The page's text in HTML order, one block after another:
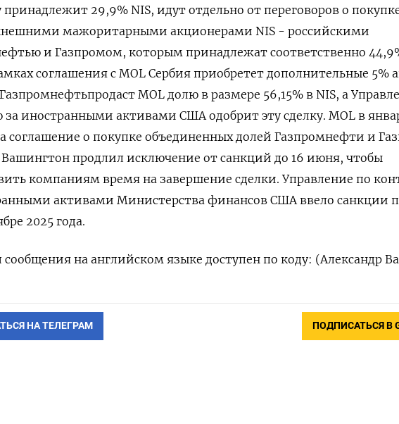
‌29,9% NIS, идут отдельно от переговоров о
мажоритарными акционерами ‌NIS - российскими
и Газпромом, которым ​принадлежат соответственно
соглашения ‌с MOL Сербия приобретет дополнительные 5%
MOL долю ​в ​размере 56,15% ‌в NIS, а
за ​иностранными активами США одобрит эту сделку. MOL в
соглашение о покупке объединенных долей Газпромнефти и
продлил исключение от санкций до 16 июня, ​чтобы
⁠компаниям время на завершение сделки. Управление по
‌активами Министерства финансов США ввело санкции
2025 года.
на английском языке ‌доступен по коду: (Александр
НА ТЕЛЕГРАМ ПОДПИСАТЬСЯ В